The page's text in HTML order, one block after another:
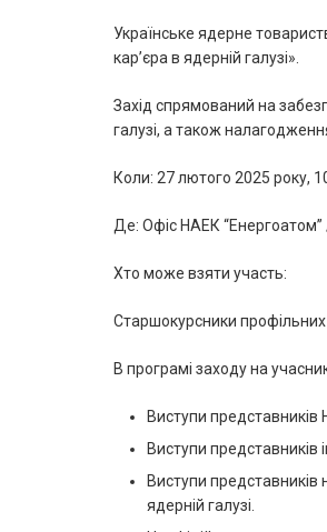
Українське ядерне
кар’єра в ядерній галузі».
Захід спрямований на
галузі, а також
Коли: 27 лютого 2025 року,
Де: Офіс НАЕК
Хто може взяти участь:
Старшокурсники профільних
В програмі заходу на
Виступи представників
Виступи представників
Виступи
ядерній галузі.